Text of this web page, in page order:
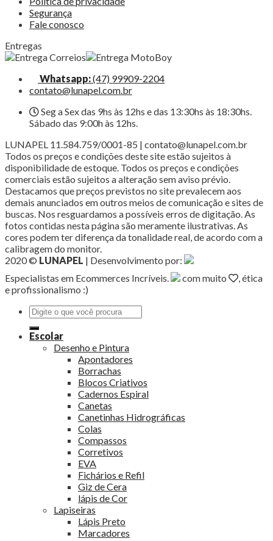
Segurança
Fale conosco
Entregas
Whatsapp:(47) 99909-2204
contato@lunapel.com.br
Seg a Sex das 9hs às 12hs e das 13:30hs às 18:30hs.
Sábado das 9:00h às 12hs.
LUNAPEL 11.584.759/0001-85 | contato@lunapel.com.br
Todos os preços e condições deste site estão sujeitos à
disponibilidade de estoque. Todos os preços e condições
comerciais estão sujeitos a alteração sem aviso prévio.
Destacamos que preços previstos no site prevalecem aos
demais anunciados em outros meios de comunicação e sites de
buscas. Nos resguardamos a possíveis erros de digitação. As
fotos contidas nesta página são meramente ilustrativas. As
cores podem ter diferença da tonalidade real, de acordo com a
calibragem do monitor.
2020 © LUNAPEL | Desenvolvimento por:
Especialistas em Ecommerces Incríveis.
com muito
, ética
e profissionalismo :)
Pesquisar
por:
Escolar
Desenho e Pintura
Apontadores
Borrachas
Blocos Criativos
Cadernos Espiral
Canetas
Canetinhas Hidrográficas
Colas
Compassos
Corretivos
EVA
Fichários e Refil
Giz de Cera
lápis de Cor
Lapiseiras
Lápis Preto
Marcadores